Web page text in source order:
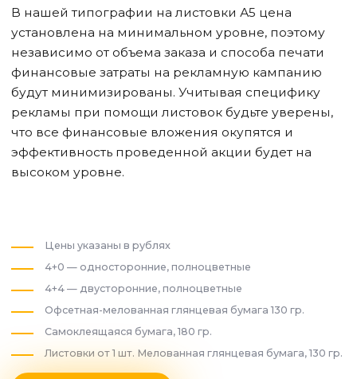
В нашей типографии на листовки А5 цена
установлена на минимальном уровне, поэтому
независимо от объема заказа и способа печати
финансовые затраты на рекламную кампанию
будут минимизированы. Учитывая специфику
рекламы при помощи листовок будьте уверены,
что все финансовые вложения окупятся и
эффективность проведенной акции будет на
высоком уровне.
Цены указаны в рублях
4+0 — односторонние, полноцветные
4+4 — двусторонние, полноцветные
Офсетная-мелованная глянцевая бумага 130 гр.
Самоклеящаяся бумага, 180 гр.
Листовки от 1 шт. Мелованная глянцевая бумага, 130 гр.